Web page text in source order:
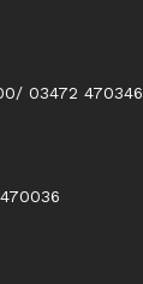
03472 470346